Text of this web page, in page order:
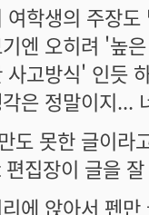
여학생의 주장
엔 오히려 '높
사고방식' 인듯
은 정말이지...
도 못한 글이라
집장이 글을
에 앉아서 펜